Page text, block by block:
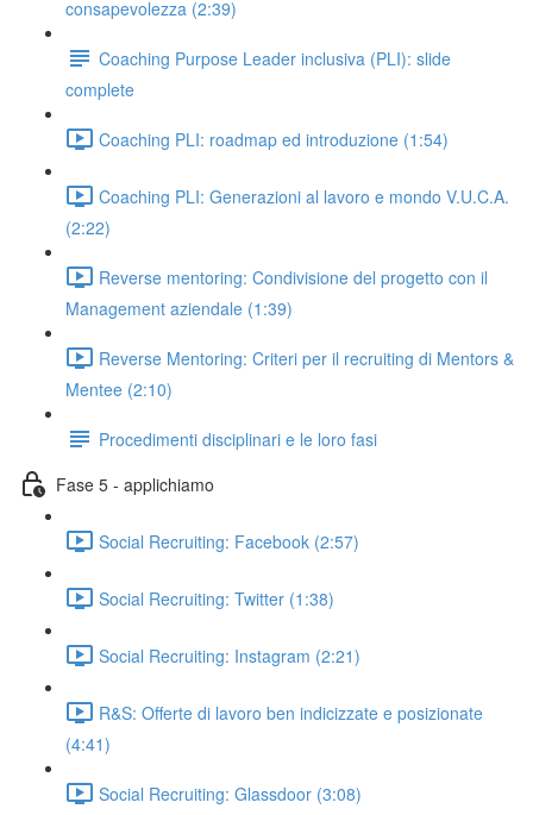
consapevolezza (2:39)
Coaching Purpose Leader inclusiva (PLI): slide
complete
Coaching PLI: roadmap ed introduzione (1:54)
Coaching PLI: Generazioni al lavoro e mondo V.U.C.A.
(2:22)
Reverse mentoring: Condivisione del progetto con il
Management aziendale (1:39)
Reverse Mentoring: Criteri per il recruiting di Mentors &
Mentee (2:10)
Procedimenti disciplinari e le loro fasi
Fase 5 - applichiamo
Social Recruiting: Facebook (2:57)
Social Recruiting: Twitter (1:38)
Social Recruiting: Instagram (2:21)
R&S: Offerte di lavoro ben indicizzate e posizionate
(4:41)
Social Recruiting: Glassdoor (3:08)